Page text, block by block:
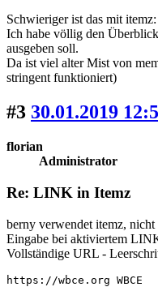
Schwieriger ist das mit itemz:
Ich habe völlig den
ausgeben soll.
Da ist viel alter Mist von
stringent funktioniert)
#3 30.01.2019
florian
Administrator
Re: LINK in Itemz
berny verwendet itemz,
Eingabe bei aktiviertem
Vollständige URL -
https://wbce.org WBCE